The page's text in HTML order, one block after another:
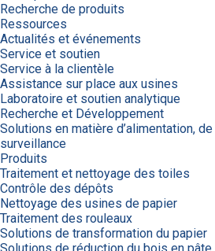
Recherche de produits
Ressources
Actualités et événements
Service et soutien
Service à la clientèle
Assistance sur place aux usines
Laboratoire et soutien analytique
Recherche et Développement
Solutions en matière d’alimentation,
surveillance
Produits
Traitement et nettoyage des toiles
Contrôle des dépôts
Nettoyage des usines de papier
Traitement des rouleaux
Solutions de transformation du papier